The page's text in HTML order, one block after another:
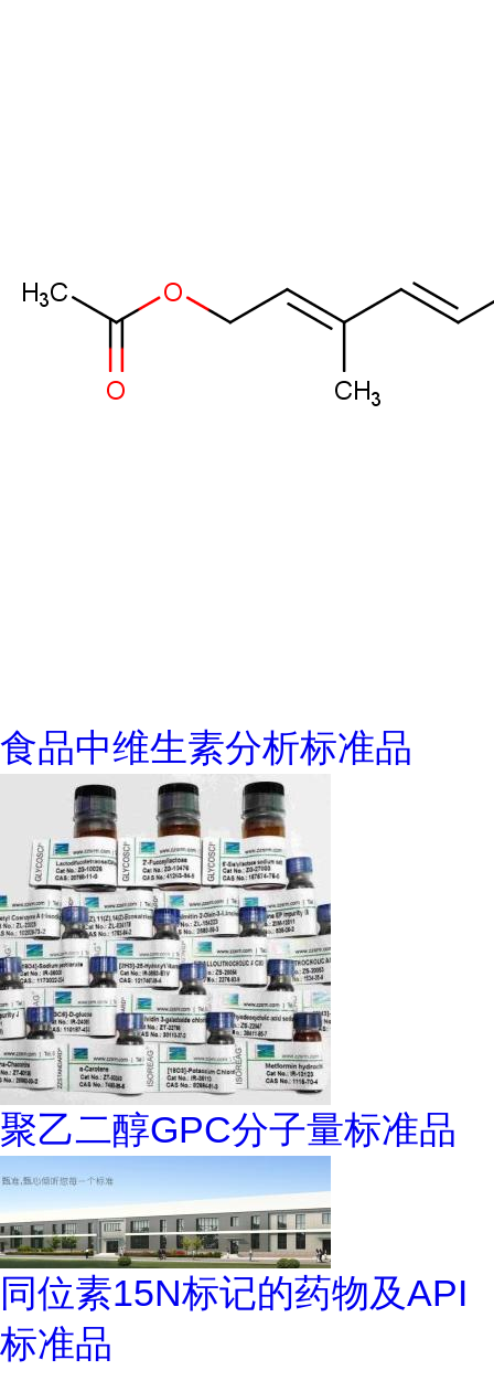
食品中维生素分析标准品
聚乙二醇GPC分子量标准品
同位素15N标记的药物及API
标准品